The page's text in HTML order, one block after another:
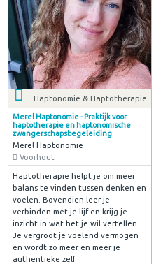
Haptonomie & Haptotherapie
Merel Haptonomie - Praktijk voor
haptotherapie en haptonomische
zwangerschapsbegeleiding
Merel Haptonomie
Voorhout
Haptotherapie helpt je om meer
balans te vinden tussen denken en
voelen. Bovendien leer je
verbinden met je lijf en krijg je
inzicht in wat het je wil vertellen.
Je vergroot je voelend vermogen
en wordt zo meer en meer je
authentieke zelf.